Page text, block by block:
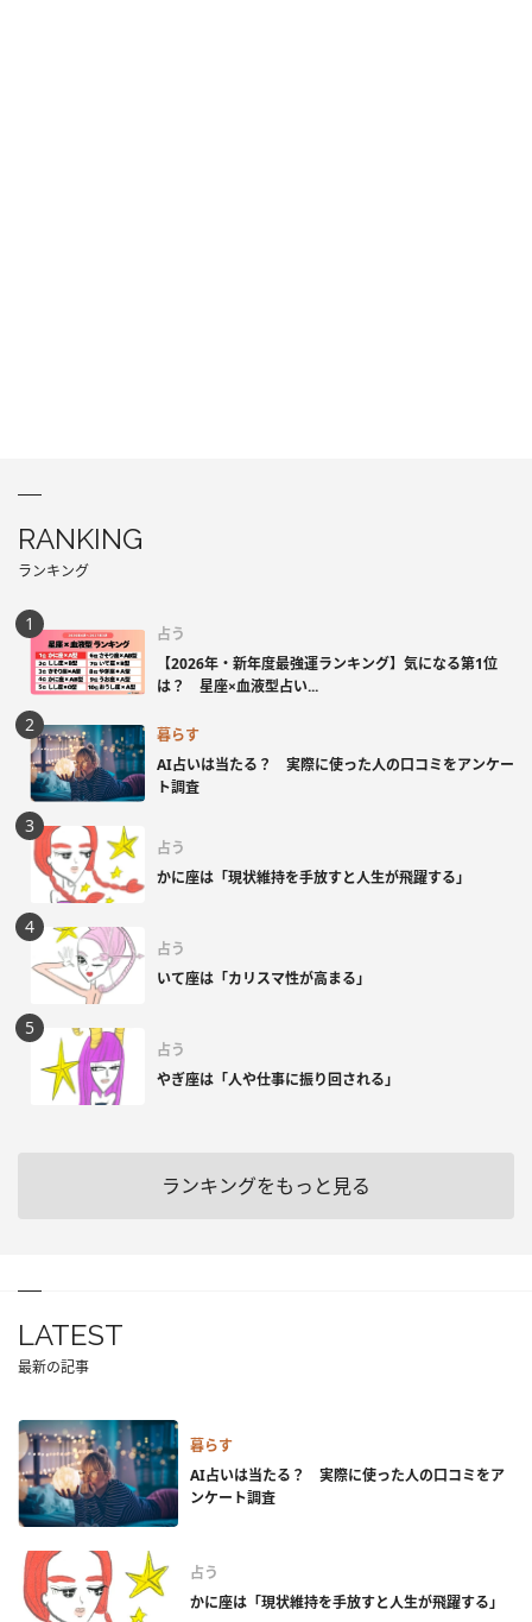
RANKING
ランキング
占う
【2026年・新年度最強運ランキング】気になる第1位
は？ 星座×血液型占い...
暮らす
AI占いは当たる？ 実際に使った人の口コミをアンケー
ト調査
占う
かに座は「現状維持を手放すと人生が飛躍する」
占う
いて座は「カリスマ性が高まる」
占う
やぎ座は「人や仕事に振り回される」
ランキングをもっと見る
LATEST
最新の記事
暮らす
AI占いは当たる？ 実際に使った人の口コミをア
ンケート調査
占う
かに座は「現状維持を手放すと人生が飛躍する」